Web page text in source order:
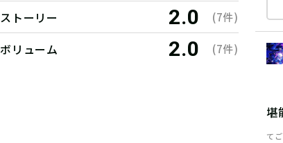
ストーリー 2.0 (7件)
ボリューム 2.0 (7件)
堪
て